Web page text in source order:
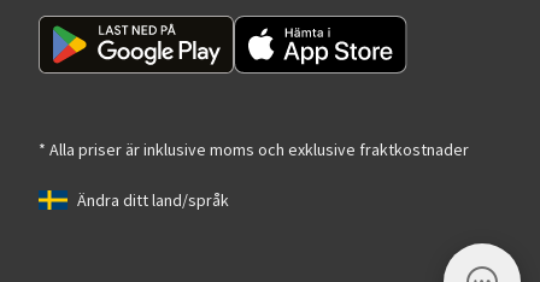
* Alla priser är inklusive moms och exklusive fraktkostnader
Ändra ditt land/språk